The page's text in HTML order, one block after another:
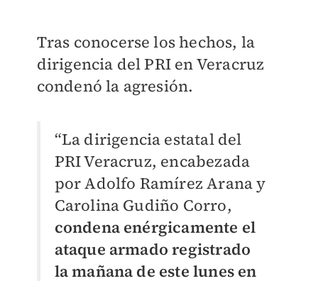
Tras conocerse los hechos, la
dirigencia del PRI en Veracruz
condenó la agresión.
“La dirigencia estatal del
PRI Veracruz, encabezada
por Adolfo Ramírez Arana y
Carolina Gudiño Corro,
condena enérgicamente el
ataque armado registrado
la mañana de este lunes en